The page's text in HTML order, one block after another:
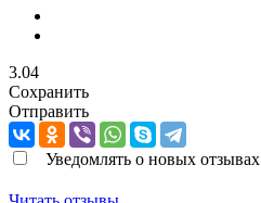
3.04
Сохранить
Отправить
Уведомлять о новых отзывах